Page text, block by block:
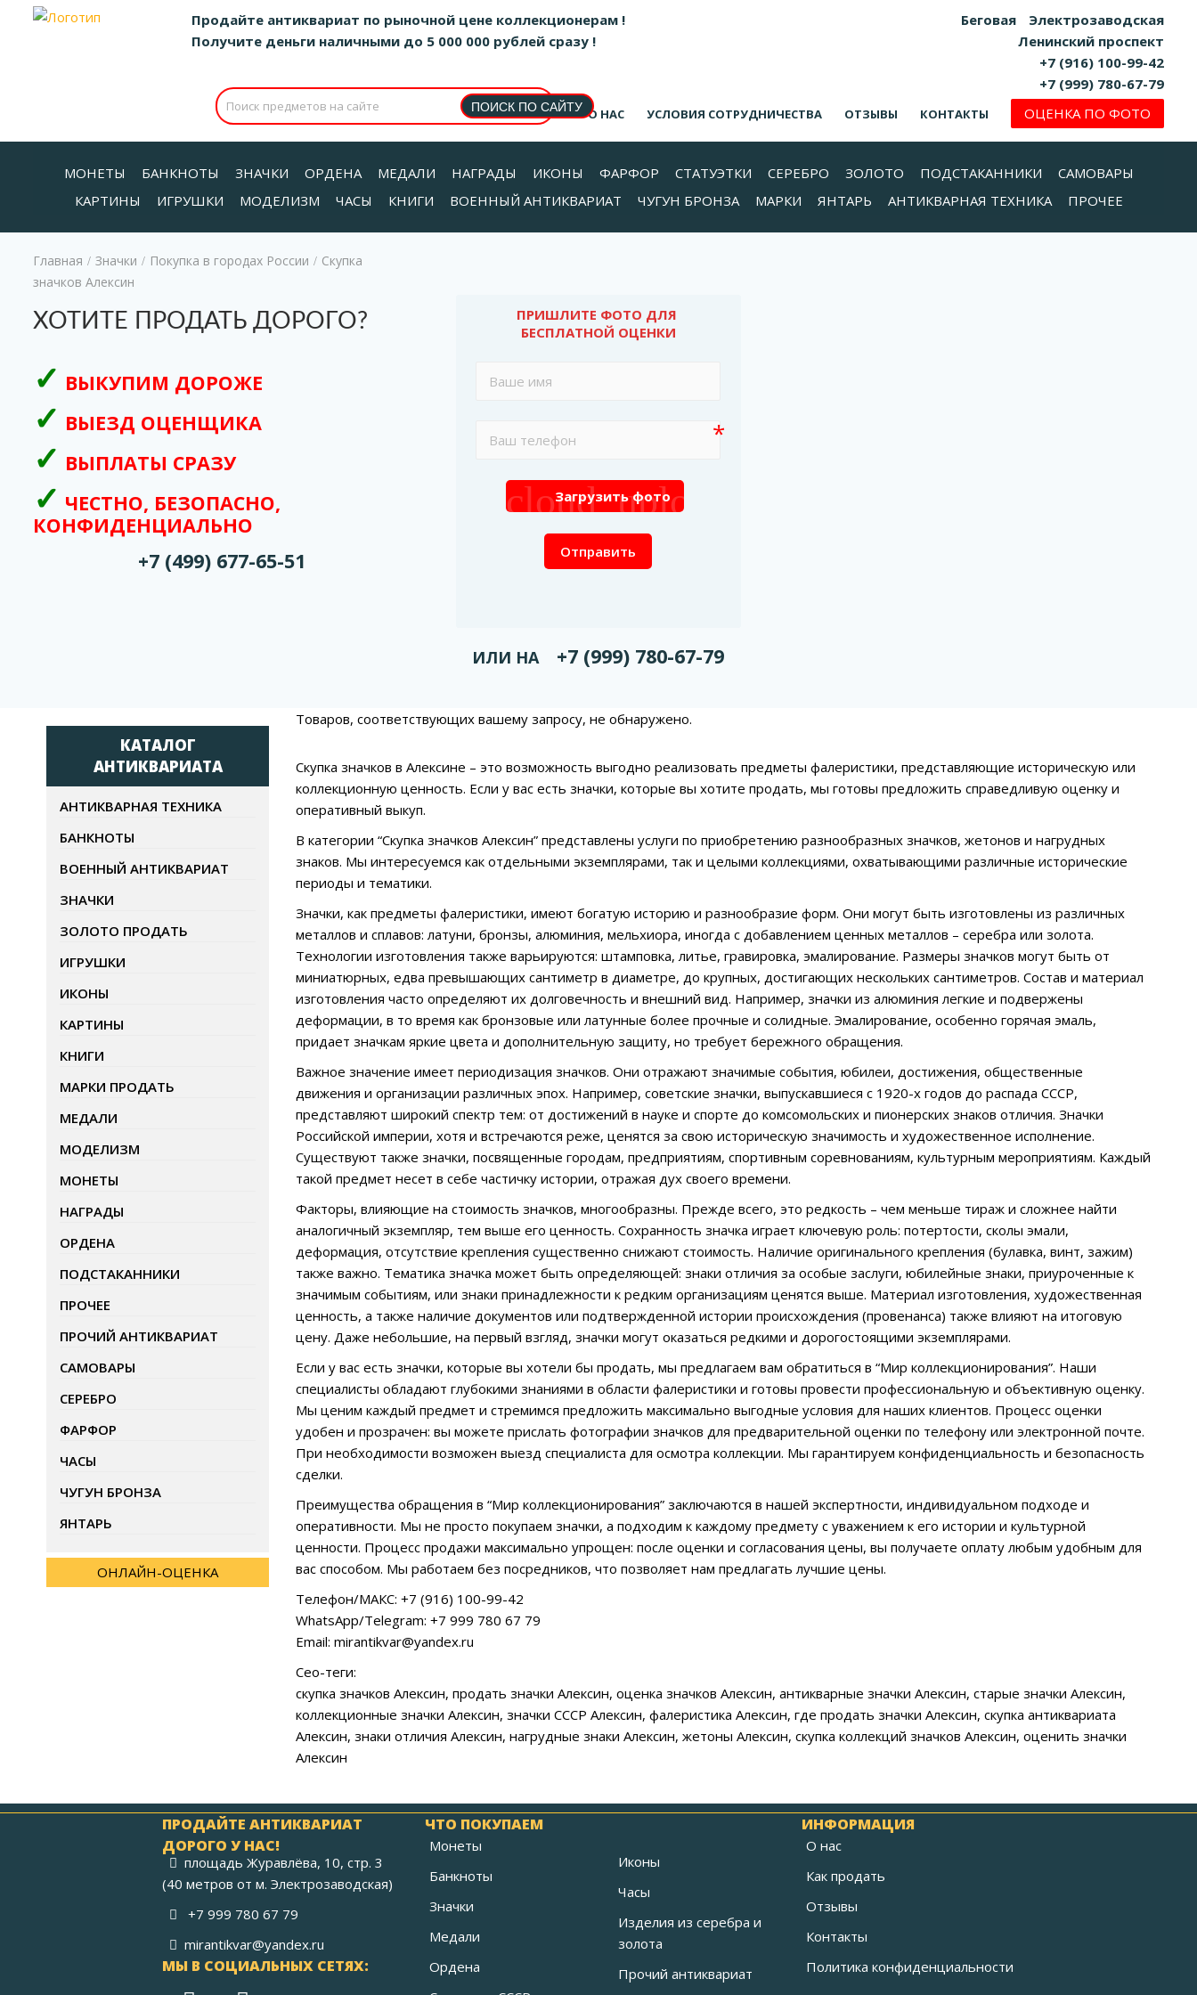
Продайте антиквариат по рыночной цене коллекционерам ! Беговая
Электрозаводская
Получите деньги наличными до 5 000 000 рублей сразу !
Ленинский проспект
+7 (916) 100-99-42
+7 (999) 780-67-79
О НАС УСЛОВИЯ СОТРУДНИЧЕСТВА ОТЗЫВЫ КОНТАКТЫ ОЦЕНКА ПО ФОТО
МОНЕТЫ БАНКНОТЫ ЗНАЧКИ ОРДЕНА МЕДАЛИ НАГРАДЫ ИКОНЫ ФАРФОР СТАТУЭТКИ СЕРЕБРО ЗОЛОТО ПОДСТАКАННИКИ
САМОВАРЫ
КАРТИНЫ
ИГРУШКИ МОДЕЛИЗМ ЧАСЫ КНИГИ ВОЕННЫЙ АНТИКВАРИАТ ЧУГУН БРОНЗА МАРКИ ЯНТАРЬ АНТИКВАРНАЯ ТЕХНИКА ПРОЧЕЕ
Главная / Значки / Покупка в городах России / Скупка
значков Алексин
ХОТИТЕ ПРОДАТЬ ДОРОГО?
ВЫКУПИМ ДОРОЖЕ
ВЫЕЗД ОЦЕНЩИКА
ВЫПЛАТЫ СРАЗУ
ЧЕСТНО, БЕЗОПАСНО,
КОНФИДЕНЦИАЛЬНО
+7 (499) 677-65-51
ПРИШЛИТЕ ФОТО ДЛЯ
БЕСПЛАТНОЙ ОЦЕНКИ
cloud_upload
Загрузить фото
Отправить
ИЛИ НА +7 (999) 780-67-79
Товаров, соответствующих вашему запросу, не обнаружено.
Скупка значков в Алексине – это возможность выгодно реализовать предметы фалеристики, представляющие историческую или
коллекционную ценность. Если у вас есть значки, которые вы хотите продать, мы готовы предложить справедливую оценку и
оперативный выкуп.
В категории “Скупка значков Алексин” представлены услуги по приобретению разнообразных значков, жетонов и нагрудных
знаков. Мы интересуемся как отдельными экземплярами, так и целыми коллекциями, охватывающими различные исторические
периоды и тематики.
Значки, как предметы фалеристики, имеют богатую историю и разнообразие форм. Они могут быть изготовлены из различных
металлов и сплавов: латуни, бронзы, алюминия, мельхиора, иногда с добавлением ценных металлов – серебра или золота.
Технологии изготовления также варьируются: штамповка, литье, гравировка, эмалирование. Размеры значков могут быть от
миниатюрных, едва превышающих сантиметр в диаметре, до крупных, достигающих нескольких сантиметров. Состав и материал
изготовления часто определяют их долговечность и внешний вид. Например, значки из алюминия легкие и подвержены
деформации, в то время как бронзовые или латунные более прочные и солидные. Эмалирование, особенно горячая эмаль,
придает значкам яркие цвета и дополнительную защиту, но требует бережного обращения.
Важное значение имеет периодизация значков. Они отражают значимые события, юбилеи, достижения, общественные
движения и организации различных эпох. Например, советские значки, выпускавшиеся с 1920-х годов до распада СССР,
представляют широкий спектр тем: от достижений в науке и спорте до комсомольских и пионерских знаков отличия. Значки
Российской империи, хотя и встречаются реже, ценятся за свою историческую значимость и художественное исполнение.
Существуют также значки, посвященные городам, предприятиям, спортивным соревнованиям, культурным мероприятиям. Каждый
такой предмет несет в себе частичку истории, отражая дух своего времени.
Факторы, влияющие на стоимость значков, многообразны. Прежде всего, это редкость – чем меньше тираж и сложнее найти
аналогичный экземпляр, тем выше его ценность. Сохранность значка играет ключевую роль: потертости, сколы эмали,
деформация, отсутствие крепления существенно снижают стоимость. Наличие оригинального крепления (булавка, винт, зажим)
также важно. Тематика значка может быть определяющей: знаки отличия за особые заслуги, юбилейные знаки, приуроченные к
значимым событиям, или знаки принадлежности к редким организациям ценятся выше. Материал изготовления, художественная
ценность, а также наличие документов или подтвержденной истории происхождения (провенанса) также влияют на итоговую
цену. Даже небольшие, на первый взгляд, значки могут оказаться редкими и дорогостоящими экземплярами.
Если у вас есть значки, которые вы хотели бы продать, мы предлагаем вам обратиться в “Мир коллекционирования”. Наши
специалисты обладают глубокими знаниями в области фалеристики и готовы провести профессиональную и объективную оценку.
Мы ценим каждый предмет и стремимся предложить максимально выгодные условия для наших клиентов. Процесс оценки
удобен и прозрачен: вы можете прислать фотографии значков для предварительной оценки по телефону или электронной почте.
При необходимости возможен выезд специалиста для осмотра коллекции. Мы гарантируем конфиденциальность и безопасность
сделки.
Преимущества обращения в “Мир коллекционирования” заключаются в нашей экспертности, индивидуальном подходе и
оперативности. Мы не просто покупаем значки, а подходим к каждому предмету с уважением к его истории и культурной
ценности. Процесс продажи максимально упрощен: после оценки и согласования цены, вы получаете оплату любым удобным для
вас способом. Мы работаем без посредников, что позволяет нам предлагать лучшие цены.
Телефон/МАКС: +7 (916) 100-99-42
WhatsApp/Telegram: +7 999 780 67 79
Email: mirantikvar@yandex.ru
Сео-теги:
скупка значков Алексин, продать значки Алексин, оценка значков Алексин, антикварные значки Алексин, старые значки Алексин,
коллекционные значки Алексин, значки СССР Алексин, фалеристика Алексин, где продать значки Алексин, скупка антиквариата
Алексин, знаки отличия Алексин, нагрудные знаки Алексин, жетоны Алексин, скупка коллекций значков Алексин, оценить значки
Алексин
КАТАЛОГ
АНТИКВАРИАТА
АНТИКВАРНАЯ ТЕХНИКА
БАНКНОТЫ
ВОЕННЫЙ АНТИКВАРИАТ
ЗНАЧКИ
ЗОЛОТО ПРОДАТЬ
ИГРУШКИ
ИКОНЫ
КАРТИНЫ
КНИГИ
МАРКИ ПРОДАТЬ
МЕДАЛИ
МОДЕЛИЗМ
МОНЕТЫ
НАГРАДЫ
ОРДЕНА
ПОДСТАКАННИКИ
ПРОЧЕЕ
ПРОЧИЙ АНТИКВАРИАТ
САМОВАРЫ
СЕРЕБРО
ФАРФОР
ЧАСЫ
ЧУГУН БРОНЗА
ЯНТАРЬ
ОНЛАЙН-ОЦЕНКА
ПРОДАЙТЕ АНТИКВАРИАТ
ДОРОГО У НАС!
площадь Журавлёва, 10, стр. 3
(40 метров от м. Электрозаводская)
+7 999 780 67 79
mirantikvar@yandex.ru
МЫ В СОЦИАЛЬНЫХ СЕТЯХ:
ЧТО ПОКУПАЕМ
Монеты
Банкноты
Значки
Медали
Ордена
Иконы
Часы
Изделия из серебра и
золота
Прочий антиквариат
ИНФОРМАЦИЯ
О нас
Как продать
Отзывы
Контакты
Политика конфиденциальности